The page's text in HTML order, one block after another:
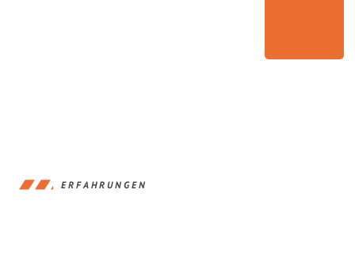
ERFAHRUNGEN